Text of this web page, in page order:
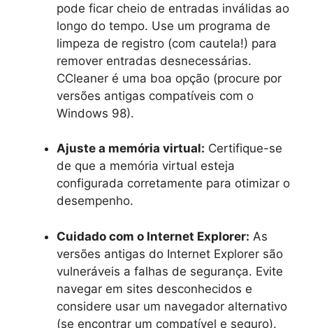
pode ficar cheio de entradas inválidas ao
longo do tempo. Use um programa de
limpeza de registro (com cautela!) para
remover entradas desnecessárias.
CCleaner é uma boa opção (procure por
versões antigas compatíveis com o
Windows 98).
Ajuste a memória virtual: Certifique-se
de que a memória virtual esteja
configurada corretamente para otimizar o
desempenho.
Cuidado com o Internet Explorer: As
versões antigas do Internet Explorer são
vulneráveis a falhas de segurança. Evite
navegar em sites desconhecidos e
considere usar um navegador alternativo
(se encontrar um compatível e seguro).